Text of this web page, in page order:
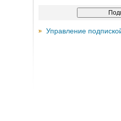
Управление